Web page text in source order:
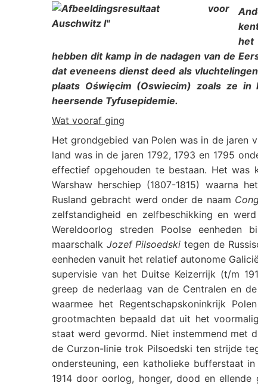
het
hebben dit kamp in de nadagen van de
dat eveneens dienst deed als
plaats Oświęcim (Oswiecim) zoals ze
heersende Tyfusepidemie.
Wat vooraf ging
Het grondgebied van Polen was in de jaren
land was in de jaren 1792, 1793 en 1795
effectief opgehouden te bestaan. Het was
Warshaw herschiep (1807-1815) waarna
Rusland gebracht werd onder de naam
zelfstandigheid en zelfbeschikking en
Wereldoorlog streden Poolse eenheden
maarschalk Jozef Pilsoedskitegen de
eenheden vanuit het relatief autonome
supervisie van het Duitse Keizerrijk (t/m
greep de nederlaag van de Centralen en
waarmee het Regentschapskoninkrijk
grootmachten bepaald dat uit het
staat werd gevormd. Niet instemmend met
de Curzon-linie trok Pilsoedski ten strijde
ondersteuning, een katholieke bufferstaat
1914 door oorlog, honger, dood en